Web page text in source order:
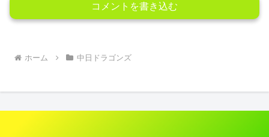
コメントを書き込む
ホーム 中日ドラゴンズ